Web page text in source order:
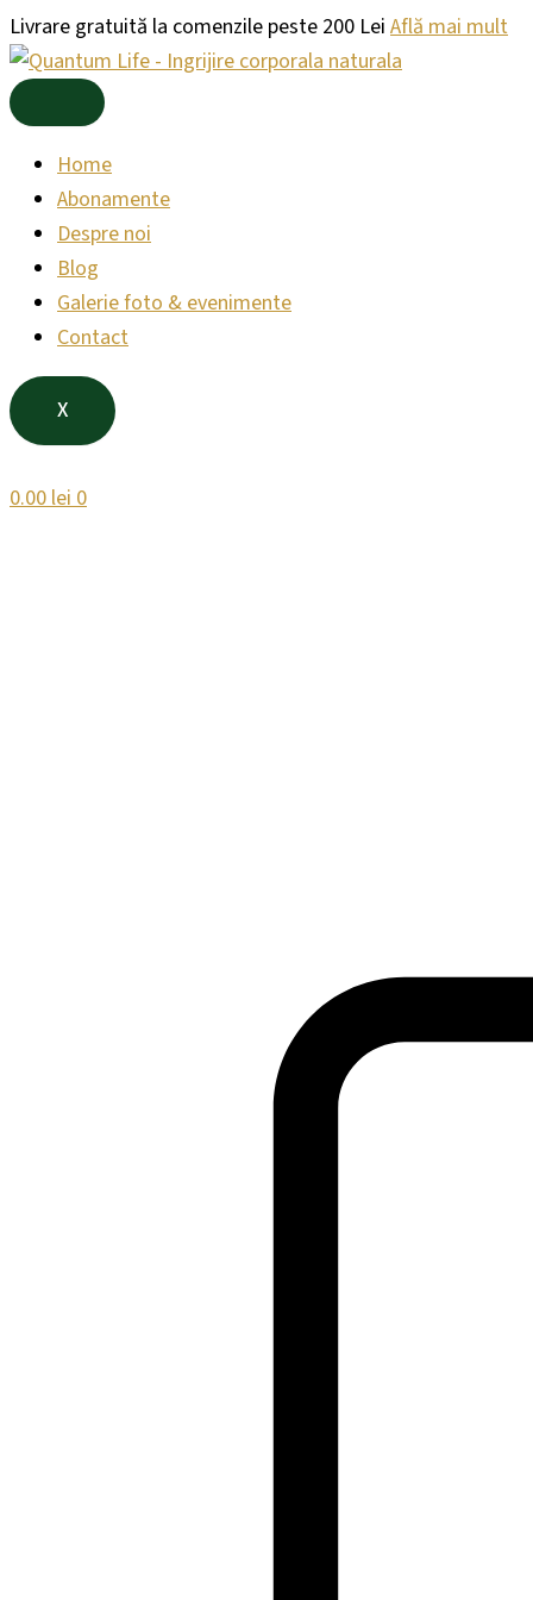
Skip
to
content
Livrare gratuită la comenzile peste 200 Lei Află mai mult
Home
Abonamente
Despre noi
Blog
Galerie foto & evenimente
Contact
X
0.00lei0
search
search